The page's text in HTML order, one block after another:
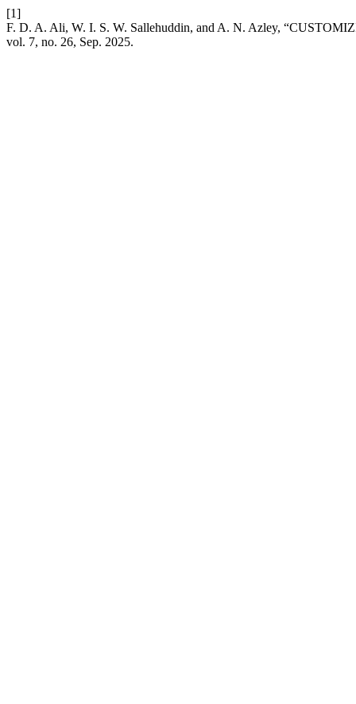
[1]
F. D. A. Ali, W. I. S. W. Sallehuddin, and A. N. Azley,
vol. 7, no. 26, Sep. 2025.